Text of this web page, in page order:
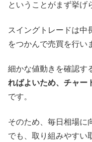
ということがまず挙げ
スイングトレードは中
をつかんで売買を行い
細かな値動きを確認す
ればよいため、チャー
です。
そのため、毎日相場に
でも、取り組みやすい